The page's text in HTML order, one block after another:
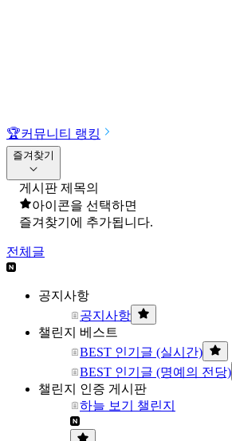
🏆커뮤니티 랭킹
즐겨찾기
게시판 제목의
아이콘을 선택하면
즐겨찾기에 추가됩니다.
전체글
공지사항
공지사항
챌린지 베스트
BEST 인기글 (실시간)
BEST 인기글 (명예의 전당)
챌린지 인증 게시판
하늘 보기 챌린지